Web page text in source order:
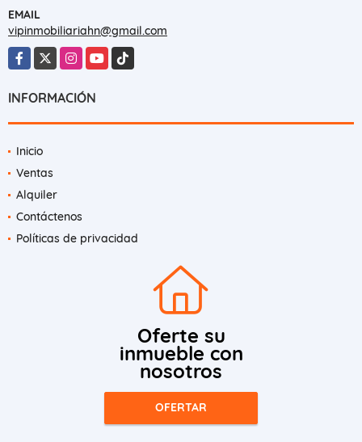
EMAIL
vipinmobiliariahn@gmail.com
Facebook
X InstagramYouTubeTikTok
INFORMACIÓN
Inicio
Ventas
Alquiler
Contáctenos
Políticas de privacidad
Oferte su
inmueble con
nosotros
OFERTAR